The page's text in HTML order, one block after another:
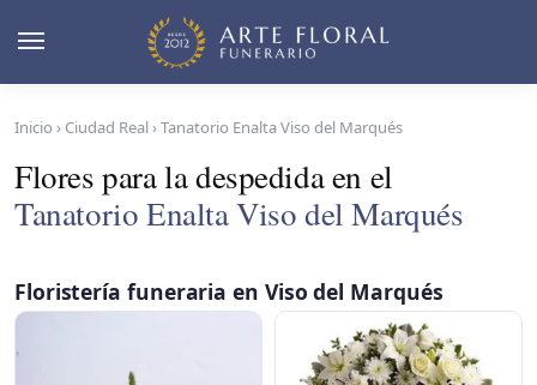
Inicio › Ciudad Real›Tanatorio Enalta Viso del Marqués
Flores para la despedida en el
Tanatorio Enalta Viso del Marqués
Floristería funeraria en Viso del Marqués